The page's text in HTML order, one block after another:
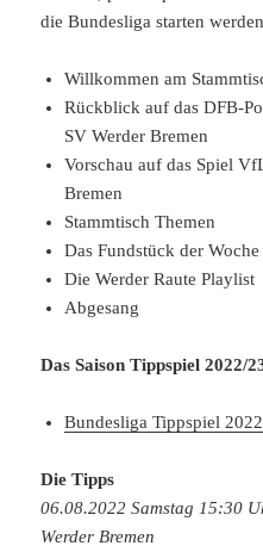
die Bundesliga starten
Willkommen am
Rückblick auf das DFB-
SV Werder Bremen
Vorschau auf das Spiel
Bremen
Stammtisch Themen
Das Fundstück der Woche
Die Werder Raute Playlist
Abgesang
Das Saison Tippspiel 2022/
Bundesliga Tippspiel
Die Tipps
06.08.2022 Samstag 15:30
Werder Bremen